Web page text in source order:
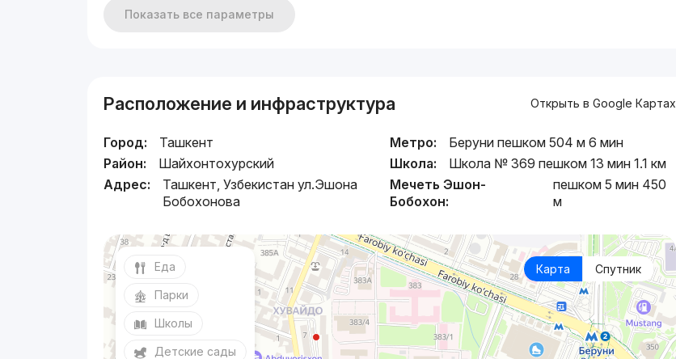
Показать все параметры
Расположение и инфраструктура Открыть в Google Картах
Город:
Ташкент
Район:
Шайхонтохурский
Адрес:
Ташкент, Узбекистан ул.Эшона
Бобохонова
Метро:
Беруни пешком 504 м 6 мин
Школа:
Школа № 369 пешком 13 мин 1.1 км
Мечеть Эшон-
Бобохон:
пешком 5 мин 450
м
Карта Спутник
Еда
Парки
Школы
Детские сады